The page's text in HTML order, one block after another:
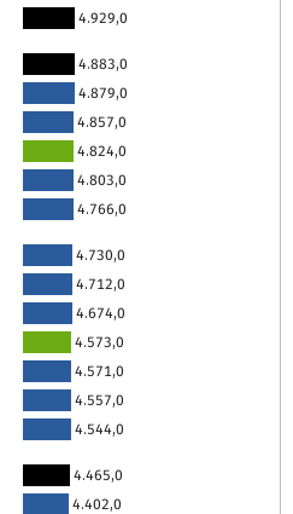
4.929,0
4.883,0
4.879,0
4.857,0
4.824,0
4.803,0
4.766,0
4.730,0
4.712,0
4.674,0
4.573,0
4.571,0
4.557,0
4.544,0
4.465,0
4.402,0